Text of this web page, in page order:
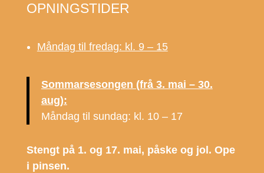
OPNINGSTIDER
Måndag til fredag: kl. 9 – 15
Sommarsesongen (frå 3. mai – 30.
aug):
Måndag til sundag: kl. 10 – 17
Stengt på 1. og 17. mai, påske og jol. Ope
i pinsen.